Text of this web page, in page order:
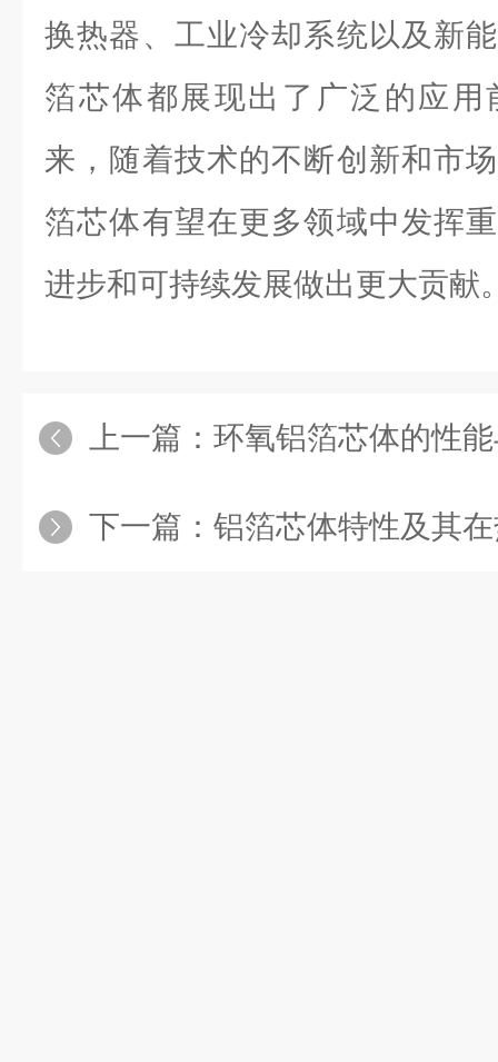
换热器、工业冷却系统以及新
箔芯体都展现出了广泛的应
来，随着技术的不断创新和市
箔芯体有望在更多领域中发挥
进步和可持续发展做出更大贡献
上一篇： 环氧铝箔芯体的性
下一篇： 铝箔芯体特性及其